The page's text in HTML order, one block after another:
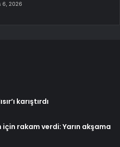
6, 2026
karıştırdı
için rakam verdi: Yarın akşama